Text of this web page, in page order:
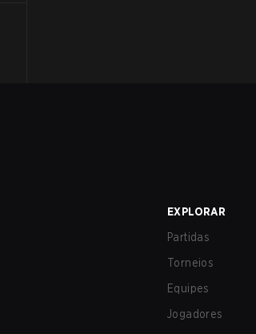
EXPLORAR
Partidas
Torneios
Equipes
Jogadores